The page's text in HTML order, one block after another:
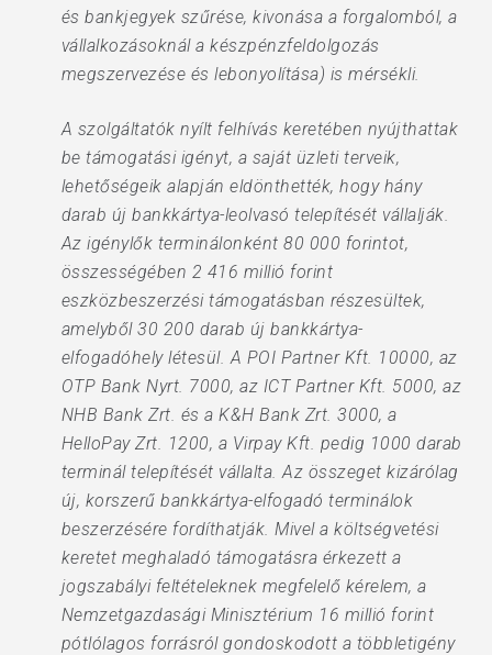
és bankjegyek szűrése, kivonása a forgalomból, a
vállalkozásoknál a készpénzfeldolgozás
megszervezése és lebonyolítása) is mérsékli.
A szolgáltatók nyílt felhívás keretében nyújthattak
be támogatási igényt, a saját üzleti terveik,
lehetőségeik alapján eldönthették, hogy hány
darab új bankkártya-leolvasó telepítését vállalják.
Az igénylők terminálonként 80 000 forintot,
összességében 2 416 millió forint
eszközbeszerzési támogatásban részesültek,
amelyből 30 200 darab új bankkártya-
elfogadóhely létesül. A POI Partner Kft. 10000, az
OTP Bank Nyrt. 7000, az ICT Partner Kft. 5000, az
NHB Bank Zrt. és a K&H Bank Zrt. 3000, a
HelloPay Zrt. 1200, a Virpay Kft. pedig 1000 darab
terminál telepítését vállalta. Az összeget kizárólag
új, korszerű bankkártya-elfogadó terminálok
beszerzésére fordíthatják. Mivel a költségvetési
keretet meghaladó támogatásra érkezett a
jogszabályi feltételeknek megfelelő kérelem, a
Nemzetgazdasági Minisztérium 16 millió forint
pótlólagos forrásról gondoskodott a többletigény